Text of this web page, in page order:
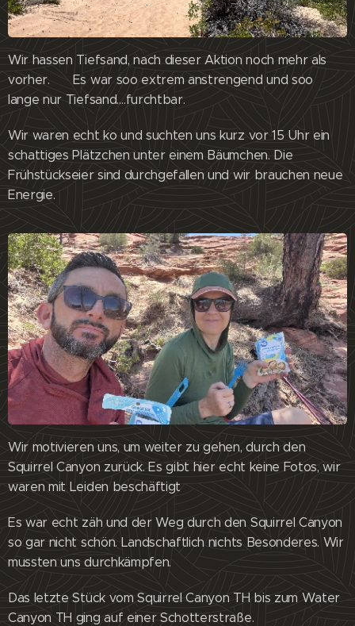
Wir hassen Tiefsand, nach dieser Aktion noch mehr als
vorher. 😊 Es war soo extrem anstrengend und soo
lange nur Tiefsand….furchtbar.
Wir waren echt ko und suchten uns kurz vor 15 Uhr ein
schattiges Plätzchen unter einem Bäumchen. Die
Frühstückseier sind durchgefallen und wir brauchen neue
Energie.
Wir motivieren uns, um weiter zu gehen, durch den
Squirrel Canyon zurück. Es gibt hier echt keine Fotos, wir
waren mit Leiden beschäftigt 😊
Es war echt zäh und der Weg durch den Squirrel Canyon
so gar nicht schön. Landschaftlich nichts Besonderes. Wir
mussten uns durchkämpfen.
Das letzte Stück vom Squirrel Canyon TH bis zum Water
Canyon TH ging auf einer Schotterstraße.